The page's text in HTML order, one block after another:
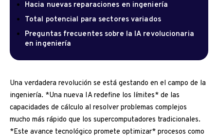
Hacia nuevas reparaciones en ingeniería
Total potencial para sectores variados
Preguntas frecuentes sobre la IA revolucionaria
en ingeniería
Una verdadera revolución se está gestando en el campo de la
ingeniería. *Una nueva IA redefine los límites* de las
capacidades de cálculo al resolver problemas complejos
mucho más rápido que los supercomputadores tradicionales.
*Este avance tecnológico promete optimizar* procesos como